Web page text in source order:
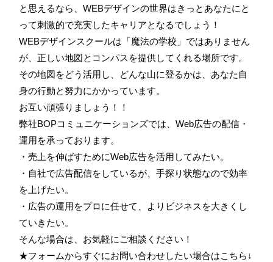
と思えるなら、WEBデザインの世界はきっとあなたにと
って刺激的で充実したキャリアとなるでしょう！
WEBデザインスクールは「魔法の学校」ではありません
が、正しい地図とコンパスを提供してくれる場所です。
その地図をどう活用し、どんな山に登るかは、あなた自
身の行動と努力にかかっています。
お互い頑張りましょう！！
弊社BOPコミュニケーションズでは、Web広告の配信・
運用を承っております。
・売上を伸ばすためにWeb広告を活用してみたい。
・自社で広告配信をしているが、手探り状態なので効率
を上げたい。
・広告の運用をプロに任せて、よりビジネスを大きくし
ていきたい。
そんな場合は、お気軽にご相談ください！
★フォームからすぐにお問い合わせしたい場合はこちら↓